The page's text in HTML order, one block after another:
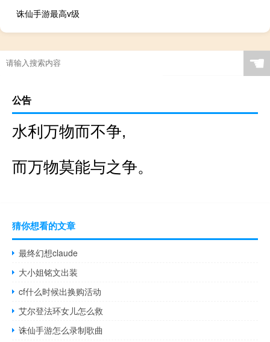
诛仙手游最高v级
☚
公告
水利万物而不争,
而万物莫能与之争。
猜你想看的文章
最终幻想claude
大小姐铭文出装
cf什么时候出换购活动
艾尔登法环女儿怎么救
诛仙手游怎么录制歌曲